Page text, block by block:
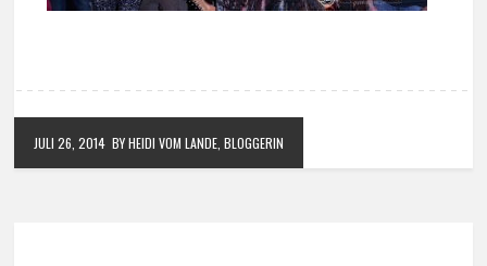
JULI 26, 2014 BY HEIDI VOM LANDE, BLOGGERIN